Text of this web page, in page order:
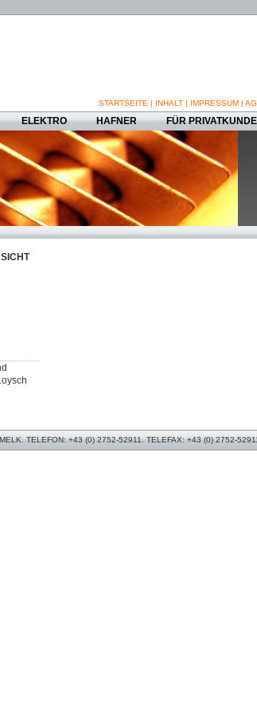
STARTSEITE | INHALT | IMPRESSUM |
ELEKTRO HAFNER FÜR
TELEFON: +43 (0) 2752-52911. TELEFAX: +43 (0) 2752-